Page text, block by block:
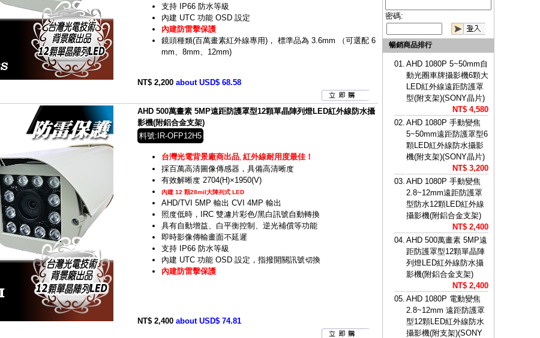
支持 IP66 防水等級
內建 UTC 功能 OSD 設定
內建防雷擊保護
鏡頭種類(百萬畫素紅外線專用)， 標準品為 3.6mm （可選配 6
mm、8mm、12mm)
NT$ 2,200 about USD$ 68.58
AHD 500萬畫素 5MP遠距防護罩型12顆單晶陣列燈LED紅外線防水攝
影機(附鋁合金支架)
料號:IR-OFP12H5
台灣光電背景廠商出品, 紅外線耐用度最佳！
採百萬高清圖像傳感器，具備高清晰度
有效解晰度 2704(H)×1950(V)
內建 12 顆28mil大陣列式 LED
AHD/TVI 5MP 輸出 CVI 4MP 輸出
照度低時，IRC 雙濾片彩色/黑白訊號自動轉換
具有自動增益、白平衡控制、逆光補償等功能
即時影像傳輸畫面不延遲
支持 IP66 防水等級
內建 UTC 功能 OSD 設定，指撥開關訊號切換
內建防雷擊保護
NT$ 2,400 about USD$ 74.81
密碼:
暢銷商品排行
01. AHD 1080P 5~50mm自
動光圈車牌攝影機6顆大
LED紅外線遠距防護罩
型(附支架)(SONY晶片)
NT$ 4,580
02. AHD 1080P 手動變焦
5~50mm遠距防護罩型6
顆LED紅外線防水攝影
機(附支架)(SONY晶片)
NT$ 3,200
03. AHD 1080P 手動變焦
2.8~12mm遠距防護罩
型防水12顆LED紅外線
攝影機(附鋁合金支架)
NT$ 2,400
04. AHD 500萬畫素 5MP遠
距防護罩型12顆單晶陣
列燈LED紅外線防水攝
影機(附鋁合金支架)
NT$ 2,400
05. AHD 1080P 電動變焦
2.8~12mm 遠距防護罩
型12顆LED紅外線防水
攝影機(附支架)(SONY